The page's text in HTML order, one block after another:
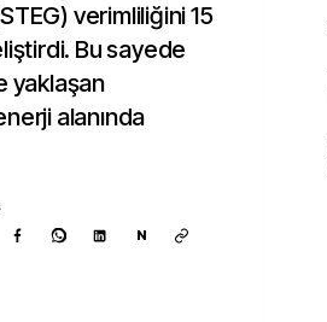
verimliliğini 15
Bu sayede
yaklaşan
alanında
N